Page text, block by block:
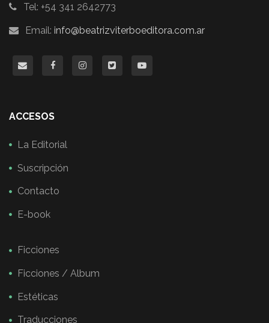
Tel: +54 341 2642773
Email:info@beatrizviterboeditora.com.ar
ACCESOS
La Editorial
Suscripción
Contacto
E-book
Ficciones
Ficciones / Album
Estéticas
Traducciones